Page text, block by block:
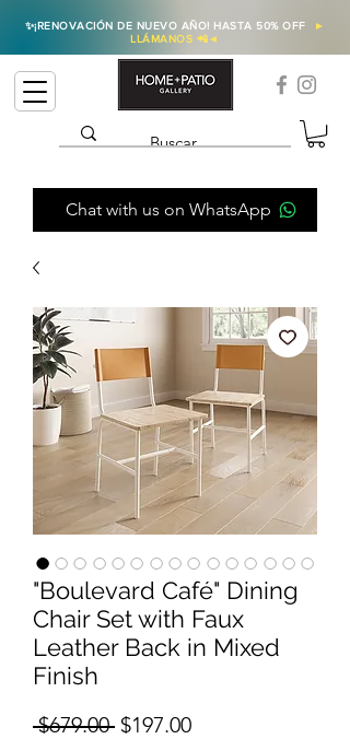
✨¡RENOVACIÓN DE NUEVO AÑO! HASTA 50% OFF
►
LLÁMANOS 📲◄
Chat with us on WhatsApp
"Boulevard Café" Dining
Chair Set with Faux
Leather Back in Mixed
Finish
$679.00 Precio
$197.00Precio de oferta